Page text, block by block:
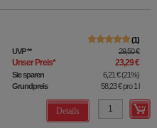
1
UVP** 29,50 €
Unser Preis* 23,29 €
Sie sparen 6,21 €(21%)
Grundpreis
58,23 €pro 1 l
Details